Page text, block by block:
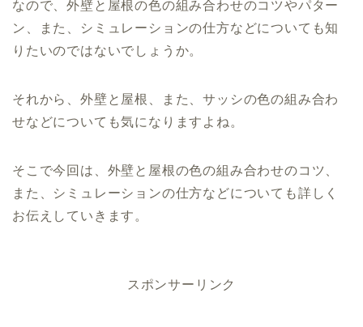
なので、外壁と屋根の色の組み合わせのコツやパター
ン、また、シミュレーションの仕方などについても知
りたいのではないでしょうか。
それから、外壁と屋根、また、サッシの色の組み合わ
せなどについても気になりますよね。
そこで今回は、外壁と屋根の色の組み合わせのコツ、
また、シミュレーションの仕方などについても詳しく
お伝えしていきます。
スポンサーリンク